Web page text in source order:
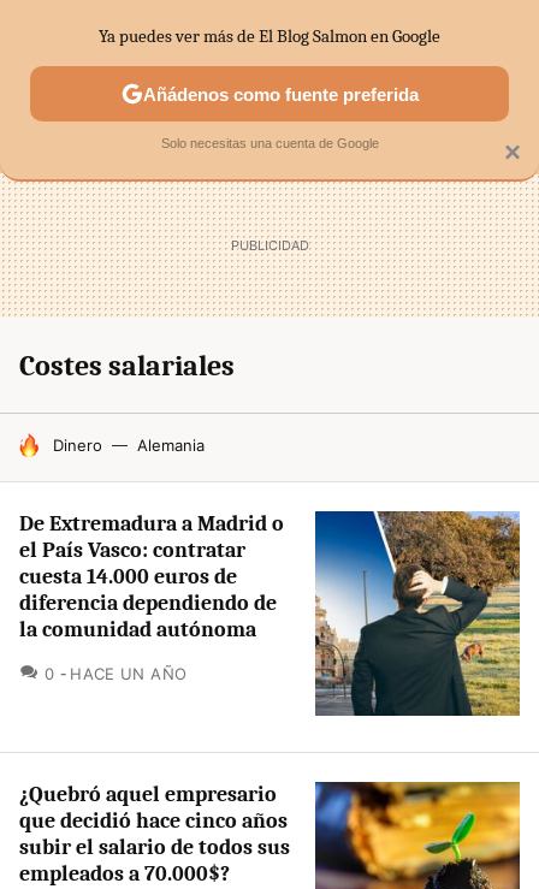
MENÚ NUEVO
ECONOMÍA DOMÉSTICA MERCADOS
Costes salariales
HOY SE HABLA DE
Dinero Alemania
De Extremadura a Madrid o
el País Vasco: contratar
cuesta 14.000 euros de
diferencia dependiendo de
la comunidad autónoma
0 COMENTARIOS
HACE UN AÑO
¿Quebró aquel empresario
que decidió hace cinco años
subir el salario de todos sus
empleados a 70.000$?
×
Ya puedes ver más de El Blog Salmon en Google
Añádenos como fuente preferida
Solo necesitas una cuenta de Google